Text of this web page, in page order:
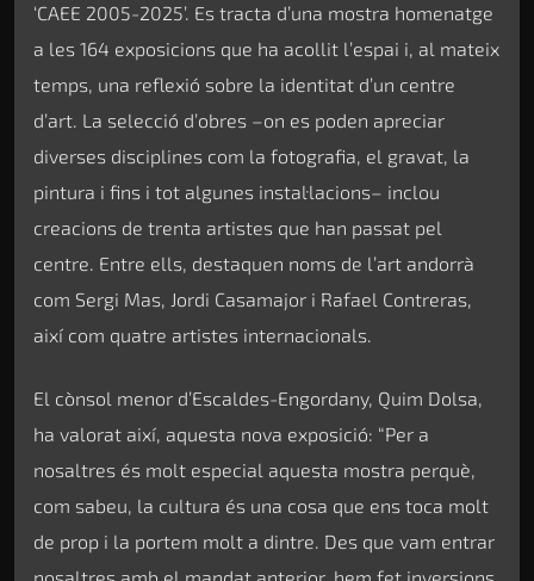
‘CAEE 2005-2025’. Es tracta d’una mostra homenatge
a les 164 exposicions que ha acollit l’espai i, al mateix
temps, una reflexió sobre la identitat d’un centre
d’art. La selecció d’obres –on es poden apreciar
diverses disciplines com la fotografia, el gravat, la
pintura i fins i tot algunes instal·lacions– inclou
creacions de trenta artistes que han passat pel
centre. Entre ells, destaquen noms de l’art andorrà
com Sergi Mas, Jordi Casamajor i Rafael Contreras,
així com quatre artistes internacionals.
El cònsol menor d’Escaldes-Engordany, Quim Dolsa,
ha valorat així, aquesta nova exposició: “Per a
nosaltres és molt especial aquesta mostra perquè,
com sabeu, la cultura és una cosa que ens toca molt
de prop i la portem molt a dintre. Des que vam entrar
nosaltres amb el mandat anterior, hem fet inversions